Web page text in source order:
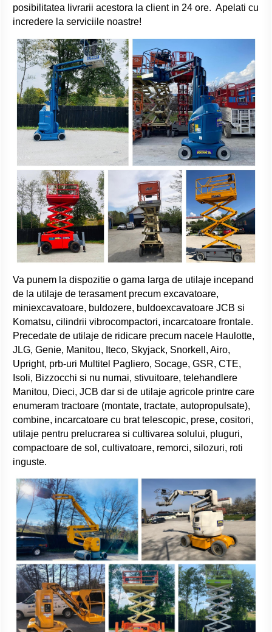
posibilitatea livrarii acestora la client in 24 ore. Apelati cu
incredere la serviciile noastre!
Va punem la dispozitie o gama larga de utilaje incepand
de la utilaje de terasament precum excavatoare,
miniexcavatoare, buldozere, buldoexcavatoare JCB si
Komatsu, cilindrii vibrocompactori, incarcatoare frontale.
Precedate de utilaje de ridicare precum nacele Haulotte,
JLG, Genie, Manitou, Iteco, Skyjack, Snorkell, Airo,
Upright, prb-uri Multitel Pagliero, Socage, GSR, CTE,
Isoli, Bizzocchi si nu numai, stivuitoare, telehandlere
Manitou, Dieci, JCB dar si de utilaje agricole printre care
enumeram tractoare (montate, tractate, autopropulsate),
combine, incarcatoare cu brat telescopic, prese, cositori,
utilaje pentru prelucrarea si cultivarea solului, pluguri,
compactoare de sol, cultivatoare, remorci, silozuri, roti
inguste.